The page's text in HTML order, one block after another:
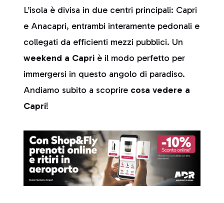
L’isola è divisa in due centri principali: Capri
e Anacapri, entrambi interamente pedonali e
collegati da efficienti mezzi pubblici. Un
weekend a Capri è il modo perfetto per
immergersi in questo angolo di paradiso.
Andiamo subito a scoprire cosa vedere a
Capri!